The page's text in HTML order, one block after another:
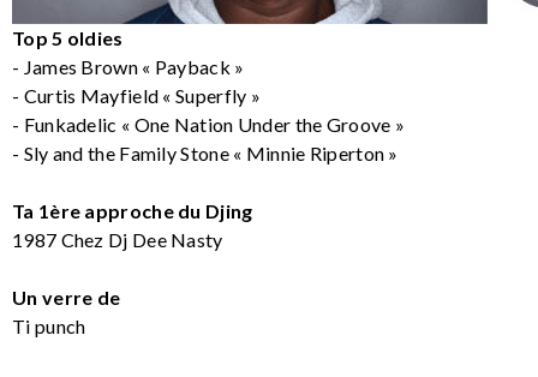
Top 5 oldies
- James Brown « Payback »
- Curtis Mayfield « Superfly »
- Funkadelic « One Nation Under the Groove »
- Sly and the Family Stone « Minnie Riperton »
Ta 1ère approche du Djing
1987 Chez Dj Dee Nasty
Un verre de
Ti punch